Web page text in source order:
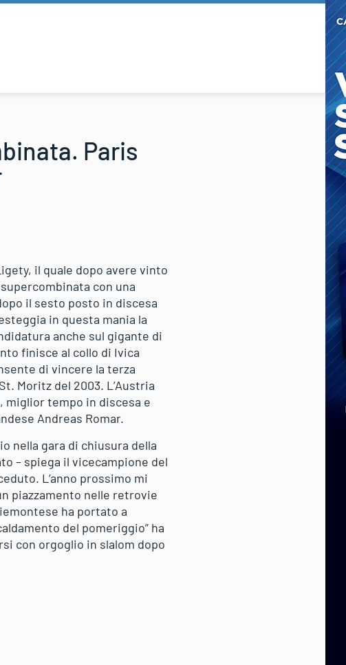
Paris
il quale dopo avere vinto
con una
il sesto posto in discesa
in questa mania la
anche sul gigante di
finisce al collo di Ivica
di vincere la terza
Moritz del 2003. L’Austria
miglior tempo in discesa e
Andreas Romar.
nella gara di chiusura della
– spiega il vicecampione del
L’anno prossimo mi
piazzamento nelle retrovie
ha portato a
del pomeriggio” ha
con orgoglio in slalom dopo